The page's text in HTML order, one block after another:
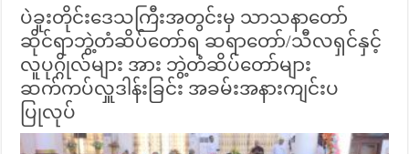
ပဲခူးတိုင်းဒေသကြီးအတွင်းမှ သာသနာတော်
ဆိုင်ရာဘွဲ့တံဆိပ်‌တော်ရ ဆရာတော်/သီလရှင်နှင့်
လူပုဂ္ဂိုလ်များ အား ဘွဲ့တံဆိပ်တော်များ
ဆက်ကပ်လှူဒါန်းခြင်း အခမ်းအနားကျင်းပ
ပြုလုပ်